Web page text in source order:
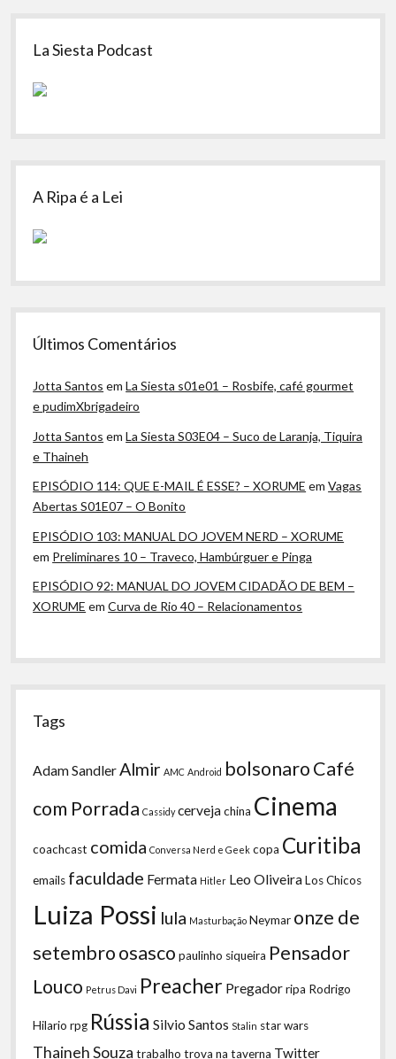
Sidebar
La Siesta Podcast
A Ripa é a Lei
Últimos Comentários
Jotta Santos emLa Siesta s01e01 – Rosbife, café gourmet
e pudimXbrigadeiro
Jotta Santos emLa Siesta S03E04 – Suco de Laranja, Tiquira
e Thaineh
EPISÓDIO 114: QUE E-MAIL É ESSE? – XORUME emVagas
Abertas S01E07 – O Bonito
EPISÓDIO 103: MANUAL DO JOVEM NERD – XORUME
em Preliminares 10 – Traveco, Hambúrguer e Pinga
EPISÓDIO 92: MANUAL DO JOVEM CIDADÃO DE BEM –
XORUME emCurva de Rio 40 – Relacionamentos
Tags
Adam Sandler Almir AMC Android bolsonaroCafé
com Porrada Cassidy cervejachina Cinema
coachcast comida Conversa Nerd e Geek copa Curitiba
emails faculdade Fermata Hitler Leo OliveiraLos Chicos
Luiza Possi lula Masturbação Neymar onze de
setembroosasco paulinho siqueira Pensador
Louco Petrus Davi Preacher Pregadorripa Rodrigo
Hilario rpg Rússia Silvio Santos Stalin star wars
Thaineh Souza trabalho trova na taverna Twitter